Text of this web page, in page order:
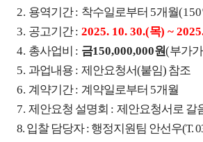
2. 용역기간: 착수일로부터 5개월(150
3. 공고기간: 2025. 10. 30.(목) ~
4. 총사업비 : 금150,000,000원(부가
5. 과업내용 : 제안요청서(붙임) 참조
6. 계약기간: 계약일로부터 5개월
7. 제안요청 설명회 : 제안요청서로 갈
8. 입찰 담당자 : 행정지원팀 안선우(T.